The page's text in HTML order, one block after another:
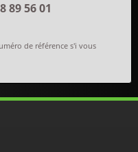
89 56 01
de référence s'i vous